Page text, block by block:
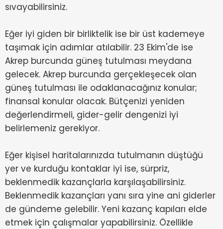
sıvayabilirsiniz.
Eğer iyi giden bir birliktelik ise bir üst kademeye
taşımak için adımlar atılabilir. 23 Ekim'de ise
Akrep burcunda güneş tutulması meydana
gelecek. Akrep burcunda gerçekleşecek olan
güneş tutulması ile odaklanacağınız konular;
finansal konular olacak. Bütçenizi yeniden
değerlendirmeli, gider-gelir dengenizi iyi
belirlemeniz gerekiyor.
Eğer kişisel haritalarınızda tutulmanın düştüğü
yer ve kurduğu kontaklar iyi ise, sürpriz,
beklenmedik kazançlarla karşılaşabilirsiniz.
Beklenmedik kazançları yanı sıra yine ani giderler
de gündeme gelebilir. Yeni kazanç kapıları elde
etmek için çalışmalar yapabilirsiniz. Özellikle